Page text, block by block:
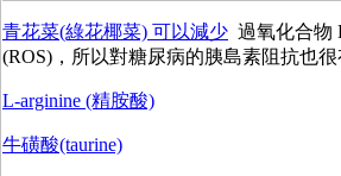
青花菜(綠花椰菜) 可以減少 過氧化合物
(ROS)，所以對糖尿病的胰島素阻抗也很
L-arginine (精胺酸)
牛磺酸(taurine)